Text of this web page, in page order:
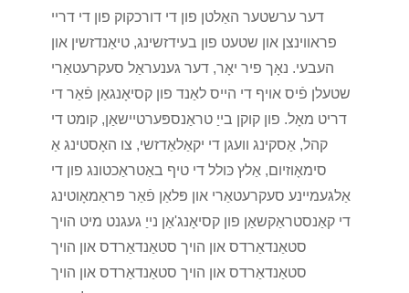
דער ערשטער האַלטן פון די דורכקוק פון די דריי
פראווינצן און שטעט פון בעידזשינג, טיאַנדזשין און
העבעי. נאָך פיר יאָר, דער גענעראַל סעקרעטאַרי
שטעלן פֿיס אויף די הייס לאַנד פון קסיאָנגאַן פֿאַר די
דריט מאָל. פון קוקן בייַ טראַנספּערטיישאַן, קומט די
קהל, אַסקינג וועגן די יקאַלאַדזשי, צו האָסטינג אַ
סימאָוזיום, אַלץ כּולל די טיף באַטראַכטונג פון די
אַלגעמיינע סעקרעטאַרי און פּלאַן פֿאַר פּראַמאָוטינג
די קאַנסטראַקשאַן פון קסיאָנג'אַן נייַ געגנט מיט הויך
סטאַנדאַרדס און הויך סטאַנדאַרדס און הויך
סטאַנדאַרדס און הויך סטאַנדאַרדס און הויך